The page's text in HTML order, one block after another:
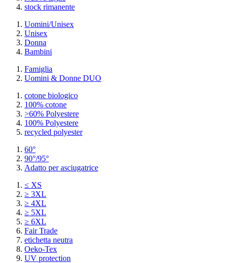
stock rimanente
Uomini/Unisex
Unisex
Donna
Bambini
Famiglia
Uomini & Donne DUO
cotone biologico
100% cotone
>60% Polyestere
100% Polyestere
recycled polyester
60°
90°/95°
Adatto per asciugatrice
≤ XS
≥ 3XL
≥ 4XL
≥ 5XL
≥ 6XL
Fair Trade
etichetta neutra
Oeko-Tex
UV protection